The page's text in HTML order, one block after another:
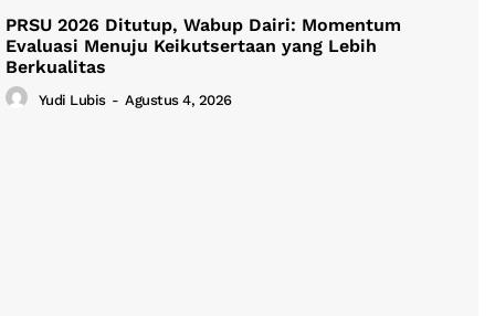
PRSU 2026 Ditutup, Wabup Dairi: Momentum
Evaluasi Menuju Keikutsertaan yang Lebih
Berkualitas
Yudi Lubis - Agustus 4, 2026